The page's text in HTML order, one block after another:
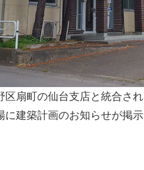
扇町の仙台支店と統合さ
建築計画のお知らせが掲示